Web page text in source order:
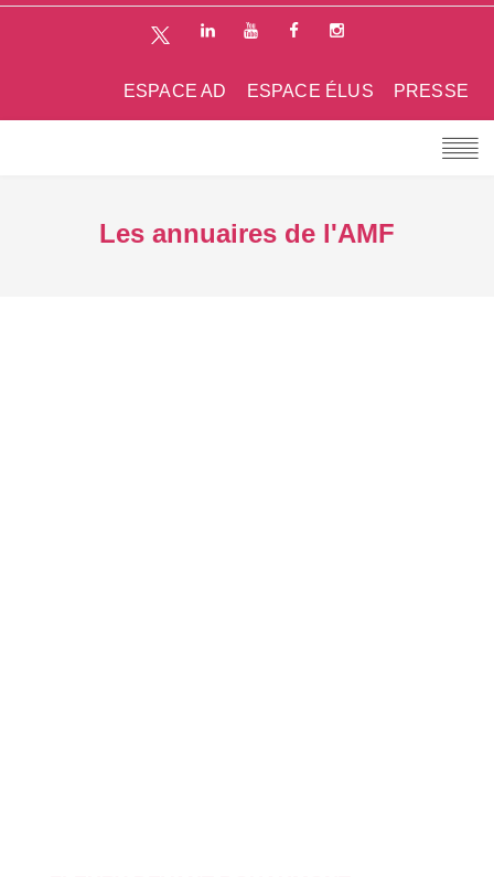
PRESSE
ESPACE ÉLUS
ESPACE AD
Les annuaires de l'AMF